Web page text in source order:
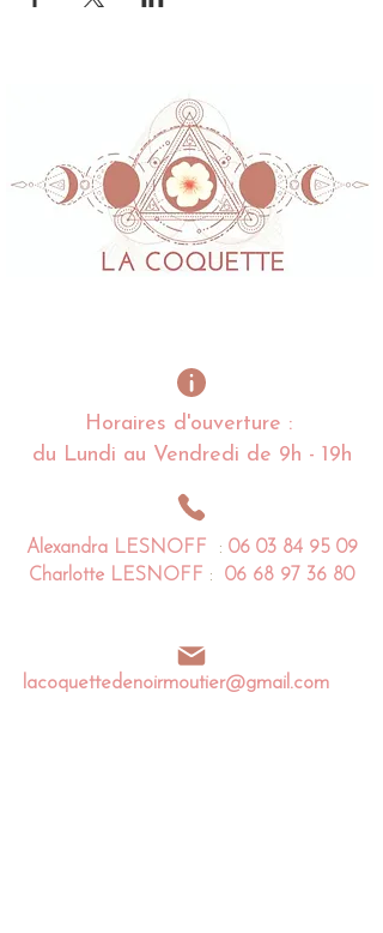
Horaires d'ouverture :
du Lundi au Vendredi de 9h - 19h
lacoquettedenoirmoutier@gmail.com
Alexandra LESNOFF : 06 03 84 95 09
Charlotte LESNOFF : 06 68 97 36 80